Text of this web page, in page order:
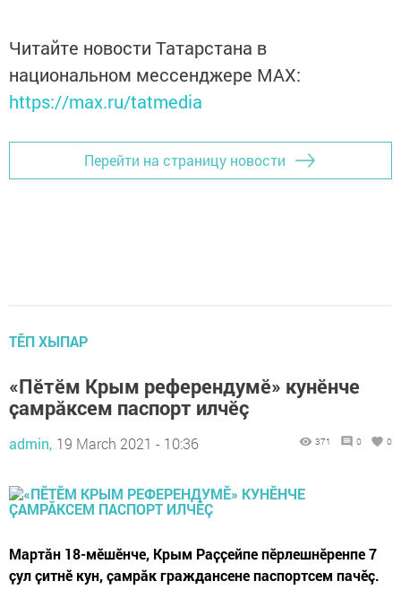
Читайте новости Татарстана в
национальном мессенджере MАХ:
https://max.ru/tatmedia
Перейти на страницу новости
ТӖП ХЫПАР
«Пӗтӗм Крым референдумӗ» кунӗнче
ҫамрӑксем паспорт илчӗç
admin, 19 March 2021 - 10:36 371 0 0
Мартăн 18-мӗшӗнче, Крым Раҫҫейпе пӗрлешнӗренпе 7
ҫул ҫитнӗ кун, ҫамрӑк граждансене паспортсем пачӗç.